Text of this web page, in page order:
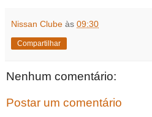
Nissan Clube às 09:30
Compartilhar
Nenhum comentário:
Postar um comentário